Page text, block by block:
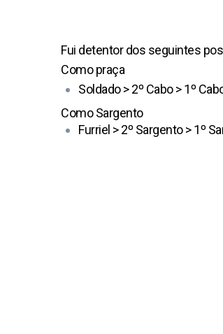
Fui detentor dos seguintes
Como praça
Soldado > 2º Cabo > 1º
Como Sargento
Furriel > 2º Sargento > 1º